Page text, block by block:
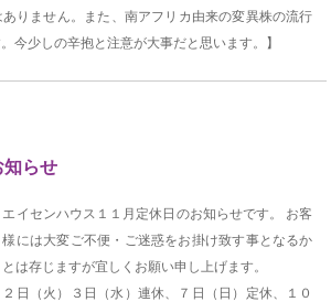
りません。また、南アフリカ由来の変異株の流行
今少しの辛抱と注意が大事だと思います。】
知らせ
エイセンハウス１１月定休日のお知らせです。 お客
様には大変ご不便・ご迷惑をお掛け致す事となるか
とは存じますが宜しくお願い申し上げます。
２日（火）３日（水）連休、７日（日）定休、１０